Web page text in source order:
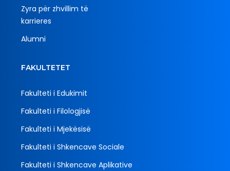
Zyra për zhvillim të
karrieres
Alumni
FAKULTETET
Fakulteti i Edukimit
Fakulteti i Filologjisë
Fakulteti i Mjekësisë
Fakulteti i Shkencave Sociale
Fakulteti i Shkencave Aplikative